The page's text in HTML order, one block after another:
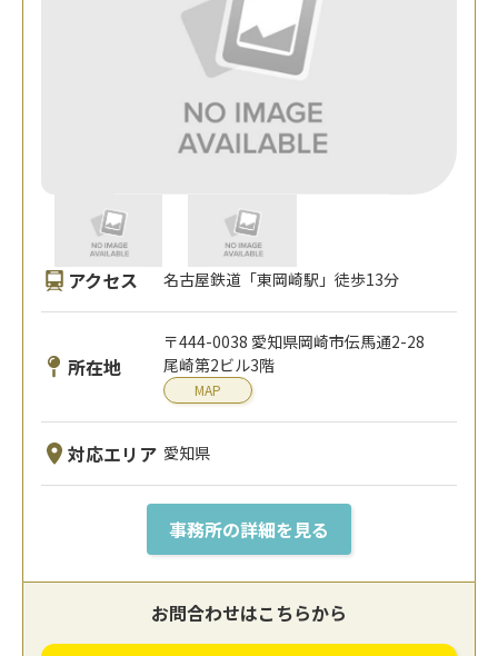
アクセス 名古屋鉄道「東岡崎駅」徒歩13分
所在地
〒444-0038 愛知県岡崎市伝馬通2-28
尾崎第2ビル3階
MAP
対応エリア 愛知県
事務所の詳細を見る
お問合わせはこちらから